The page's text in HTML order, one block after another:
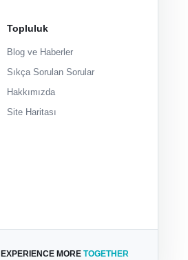
Topluluk
Blog ve Haberler
Sıkça Sorulan Sorular
Hakkımızda
Site Haritası
EXPERIENCE MORE TOGETHER